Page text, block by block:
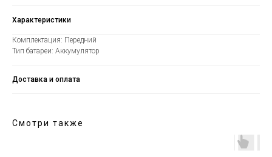
Характеристики
Комплектация: Передний
Тип батареи: Аккумулятор
Доставка и оплата
Смотри также